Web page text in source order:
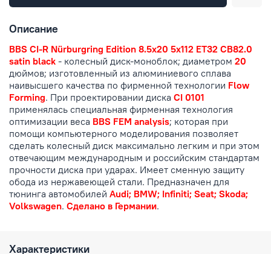
Описание
BBS CI-R Nürburgring Edition 8.5x20 5x112 ET32 CB82.0
satin black - колесный диск-моноблок; диаметром 20
дюймов; изготовленный из алюминиевого сплава
наивысшего качества по фирменной технологии Flow
Forming. При проектировании диска CI 0101
применялась специальная фирменная технология
оптимизации веса BBS FEM analysis; которая при
помощи компьютерного моделирования позволяет
сделать колесный диск максимально легким и при этом
отвечающим международным и российским стандартам
прочности диска при ударах. Имеет сменную защиту
обода из нержавеющей стали. Предназначен для
тюнинга автомобилей Audi; BMW; Infiniti; Seat; Skoda;
Volkswagen. Сделано в Германии.
Характеристики